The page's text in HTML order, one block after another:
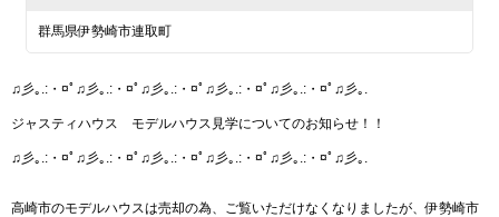
群馬県伊勢崎市連取町
♫彡｡.:・¤ﾟ♫彡｡.:・¤ﾟ♫彡｡.:・¤ﾟ♫彡｡.:・¤ﾟ♫彡｡.:・¤ﾟ♫彡｡.
ジャスティハウス モデルハウス見学についてのお知らせ！！
♫彡｡.:・¤ﾟ♫彡｡.:・¤ﾟ♫彡｡.:・¤ﾟ♫彡｡.:・¤ﾟ♫彡｡.:・¤ﾟ♫彡｡.
高崎市のモデルハウスは売却の為、ご覧いただけなくなりましたが、伊勢崎市